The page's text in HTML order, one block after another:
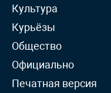
Культура
Курьёзы
Общество
Официально
Печатная версия